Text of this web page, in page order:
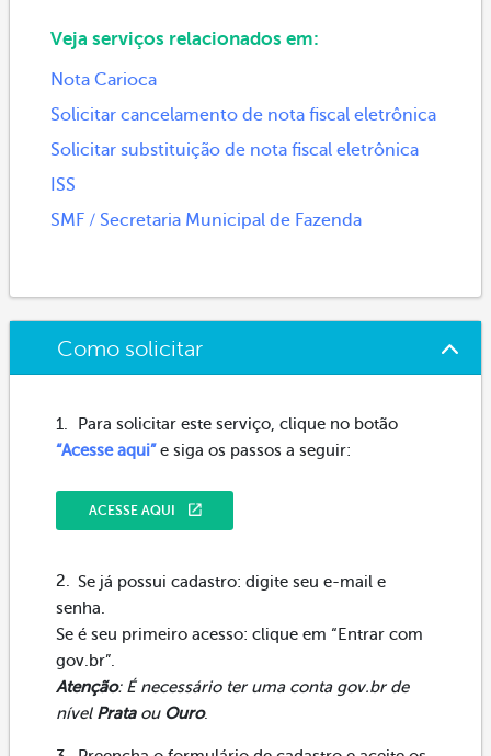
Veja serviços relacionados em:
Nota Carioca
Solicitar cancelamento de nota fiscal eletrônica
Solicitar substituição de nota fiscal eletrônica
ISS
SMF / Secretaria Municipal de Fazenda
Como solicitar
Para solicitar este serviço, clique no botão
“Acesse aqui”e siga os passos a seguir:
ACESSE AQUI
Se já possui cadastro: digite seu e-mail e
senha.
Se é seu primeiro acesso: clique em “Entrar com
gov.br”.
Atenção: É necessário ter uma conta gov.br de
nível Prataou Ouro.